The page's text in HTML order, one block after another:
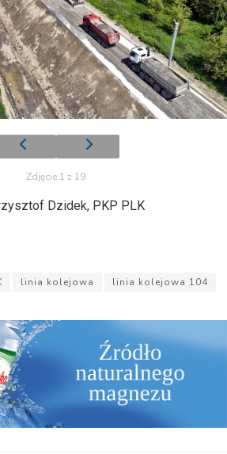
Zdjęcie 1 z 19
Dzidek, PKP PLK
linia kolejowa
linia kolejowa 104